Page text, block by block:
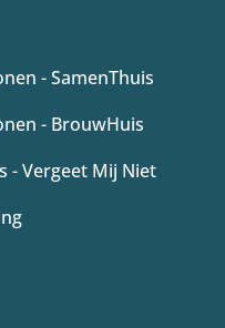
- SamenThuis
- BrouwHuis
- Vergeet Mij Niet